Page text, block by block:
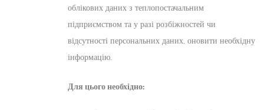
облікових даних з теплопостачальним
підприємством та у разі розбіжностей чи
відсутності персональних даних, оновити необхідну
інформацію.
Для цього необхідно: